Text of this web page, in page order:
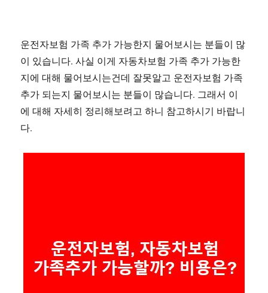
운전자보험 가족 추가 가능한지 물어보시는 분들이 많
이 있습니다. 사실 이게 자동차보험 가족 추가 가능한
지에 대해 물어보시는건데 잘못알고 운전자보험 가족
추가 되는지 물어보시는 분들이 많습니다. 그래서 이
에 대해 자세히 정리해보려고 하니 참고하시기 바랍니
다.